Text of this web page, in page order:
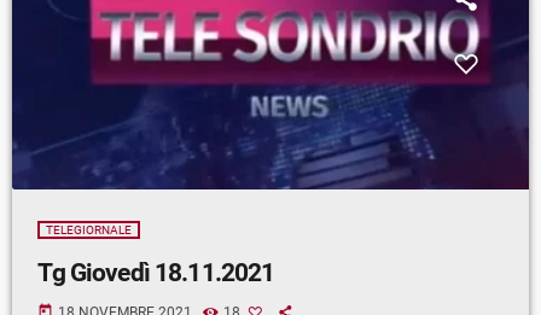
TELEGIORNALE
Tg Giovedì 18.11.2021
today